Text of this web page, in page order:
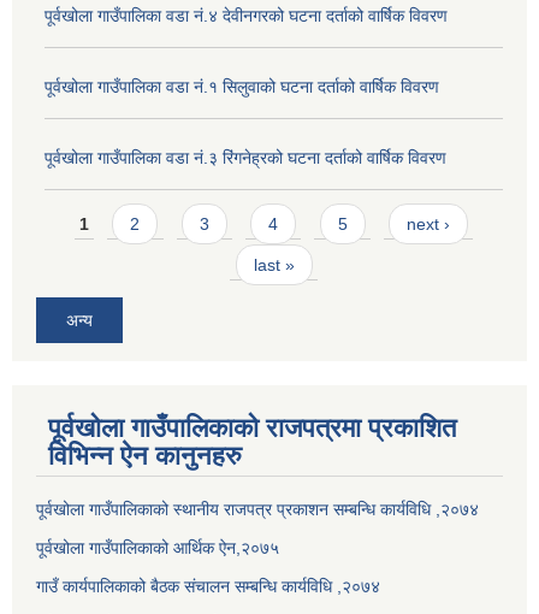
पूर्वखोला गाउँपालिका वडा नं.४ देवीनगरको घटना दर्ताको वार्षिक विवरण
पूर्वखोला गाउँपालिका वडा नं.१ सिलुवाको घटना दर्ताको वार्षिक विवरण
पूर्वखोला गाउँपालिका वडा नं.३ रिंगनेह्रको घटना दर्ताको वार्षिक विवरण
Pages
1 2 3 4 5 next ›
last »
अन्य
पूर्वखोला गाउँपालिकाको राजपत्रमा प्रकाशित
विभिन्न ऐन कानुनहरु
पूर्वखोला गाउँपालिकाको स्थानीय राजपत्र प्रकाशन सम्बन्धि कार्यविधि ,२०७४
पूर्वखोला गाउँपालिकाको आर्थिक ऐन,२०७५
गाउँ कार्यपालिकाको बैठक संचालन सम्बन्धि कार्यविधि ,२०७४